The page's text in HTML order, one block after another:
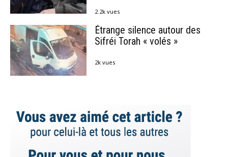
2.2k vues
Étrange silence autour des
Sifréi Torah « volés »
2k vues